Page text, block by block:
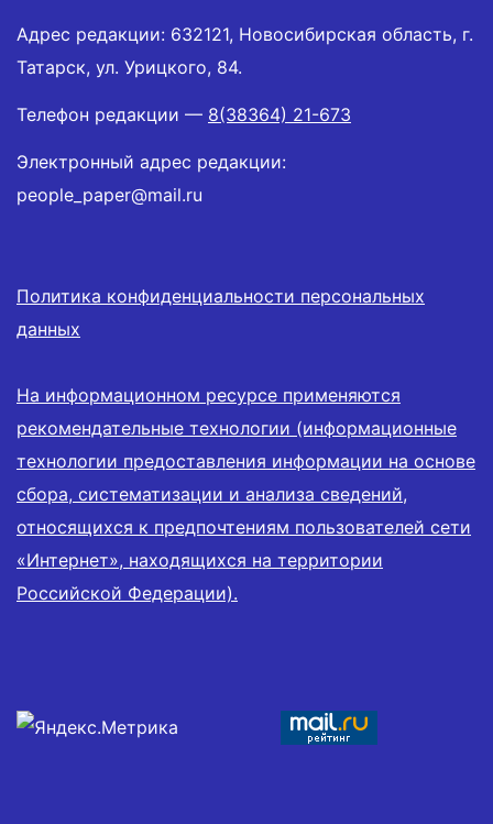
Адрес редакции: 632121, Новосибирская область, г.
Татарск, ул. Урицкого, 84.
Телефон редакции — 8(38364) 21-673
Электронный адрес редакции:
people_paper@mail.ru
Политика конфиденциальности персональных
данных
На информационном ресурсе применяются
рекомендательные технологии (информационные
технологии предоставления информации на основе
сбора, систематизации и анализа сведений,
относящихся к предпочтениям пользователей сети
«Интернет», находящихся на территории
Российской Федерации).